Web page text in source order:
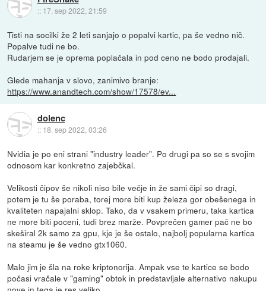
:: 17. sep 2022, 21:59
Tisti na socilki že 2 leti sanjajo o popalvi kartic, pa še vedno nič.
Popalve tudi ne bo.
Rudarjem se je oprema poplačala in pod ceno ne bodo prodajali.
Glede mahanja v slovo, zanimivo branje:
https://www.anandtech.com/show/17578/ev...
dolenc
:: 18. sep 2022, 03:26
Nvidia je po eni strani "industry leader". Po drugi pa so se s svojim
odnosom kar konkretno zajebčkal.
Velikosti čipov še nikoli niso bile večje in že sami čipi so dragi,
potem je tu še poraba, torej more biti kup železa gor obešenega in
kvaliteten napajalni sklop. Tako, da v vsakem primeru, taka kartica
ne more biti poceni, tudi brez marže. Povprečen gamer pač ne bo
skeširal 2k samo za gpu, kje je še ostalo, najbolj popularna kartica
na steamu je še vedno gtx1060.
Malo jim je šla na roke kriptonorija. Ampak vse te kartice se bodo
počasi vračale v "gaming" obtok in predstavljale alternativo nakupu